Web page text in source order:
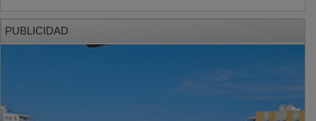
PUBLICIDAD